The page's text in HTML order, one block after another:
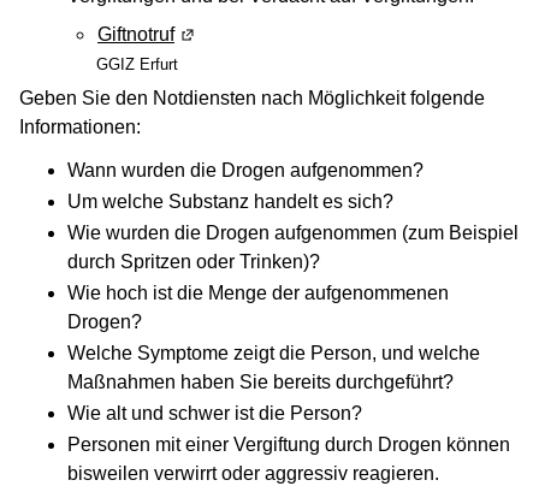
Giftnotruf(Wird in einem neuen Fenster geöffnet)
GGIZ Erfurt
Geben Sie den Notdiensten nach Möglichkeit folgende
Informationen:
Wann wurden die Drogen aufgenommen?
Um welche Substanz handelt es sich?
Wie wurden die Drogen aufgenommen (zum Beispiel
durch Spritzen oder Trinken)?
Wie hoch ist die Menge der aufgenommenen
Drogen?
Welche Symptome zeigt die Person, und welche
Maßnahmen haben Sie bereits durchgeführt?
Wie alt und schwer ist die Person?
Personen mit einer Vergiftung durch Drogen können
bisweilen verwirrt oder aggressiv reagieren.